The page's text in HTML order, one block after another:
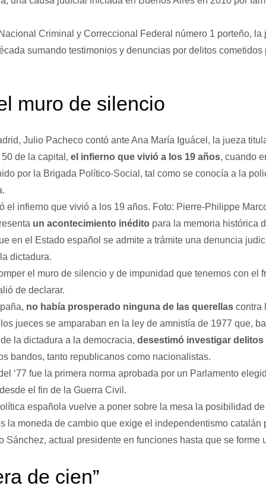
Criminal y Correccional Federal número 1 porteño, la
sumando testimonios y denuncias por delitos cometidos
muro de silencio
Julio Pacheco contó ante Ana María Iguácel, la jueza
de la capital, el infierno que vivió a los 19 años, cuando
por la Brigada Político-Social, tal como se conocía a la
el infierno que vivió a los 19 años. Foto: Pierre-Philippe
un acontecimiento inédito para la memoria histórica
en el Estado español se admite a trámite una denuncia
dictadura.
el muro de silencio y de impunidad que tenemos con el
de declarar.
no había prosperado ninguna de las querellas contra
jueces se amparaban en la ley de amnistía de 1977 que,
la dictadura a la democracia, desestimó investigar
bandos, tanto republicanos como nacionalistas.
‘77 fue la primera norma aprobada por un Parlamento
el fin de la Guerra Civil.
española vuelve a poner sobre la mesa la posibilidad
la moneda de cambio que exige el independentismo catalán
Sánchez, actual presidente en funciones hasta que se forme
de cien”